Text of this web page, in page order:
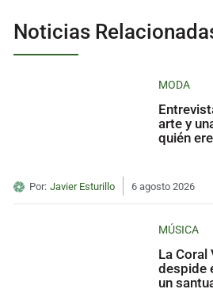
Noticias
MODA
arte y
quién
Por: Javier Esturillo 6 agosto 2026
MÚSICA
La Coral
despide
un